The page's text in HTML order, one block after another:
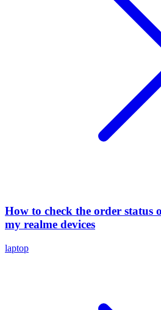
How to check the order status
my realme devices
laptop